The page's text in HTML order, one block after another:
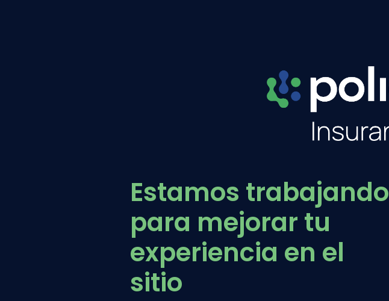
Estamos trabajando
para mejorar tu
experiencia en el
sitio